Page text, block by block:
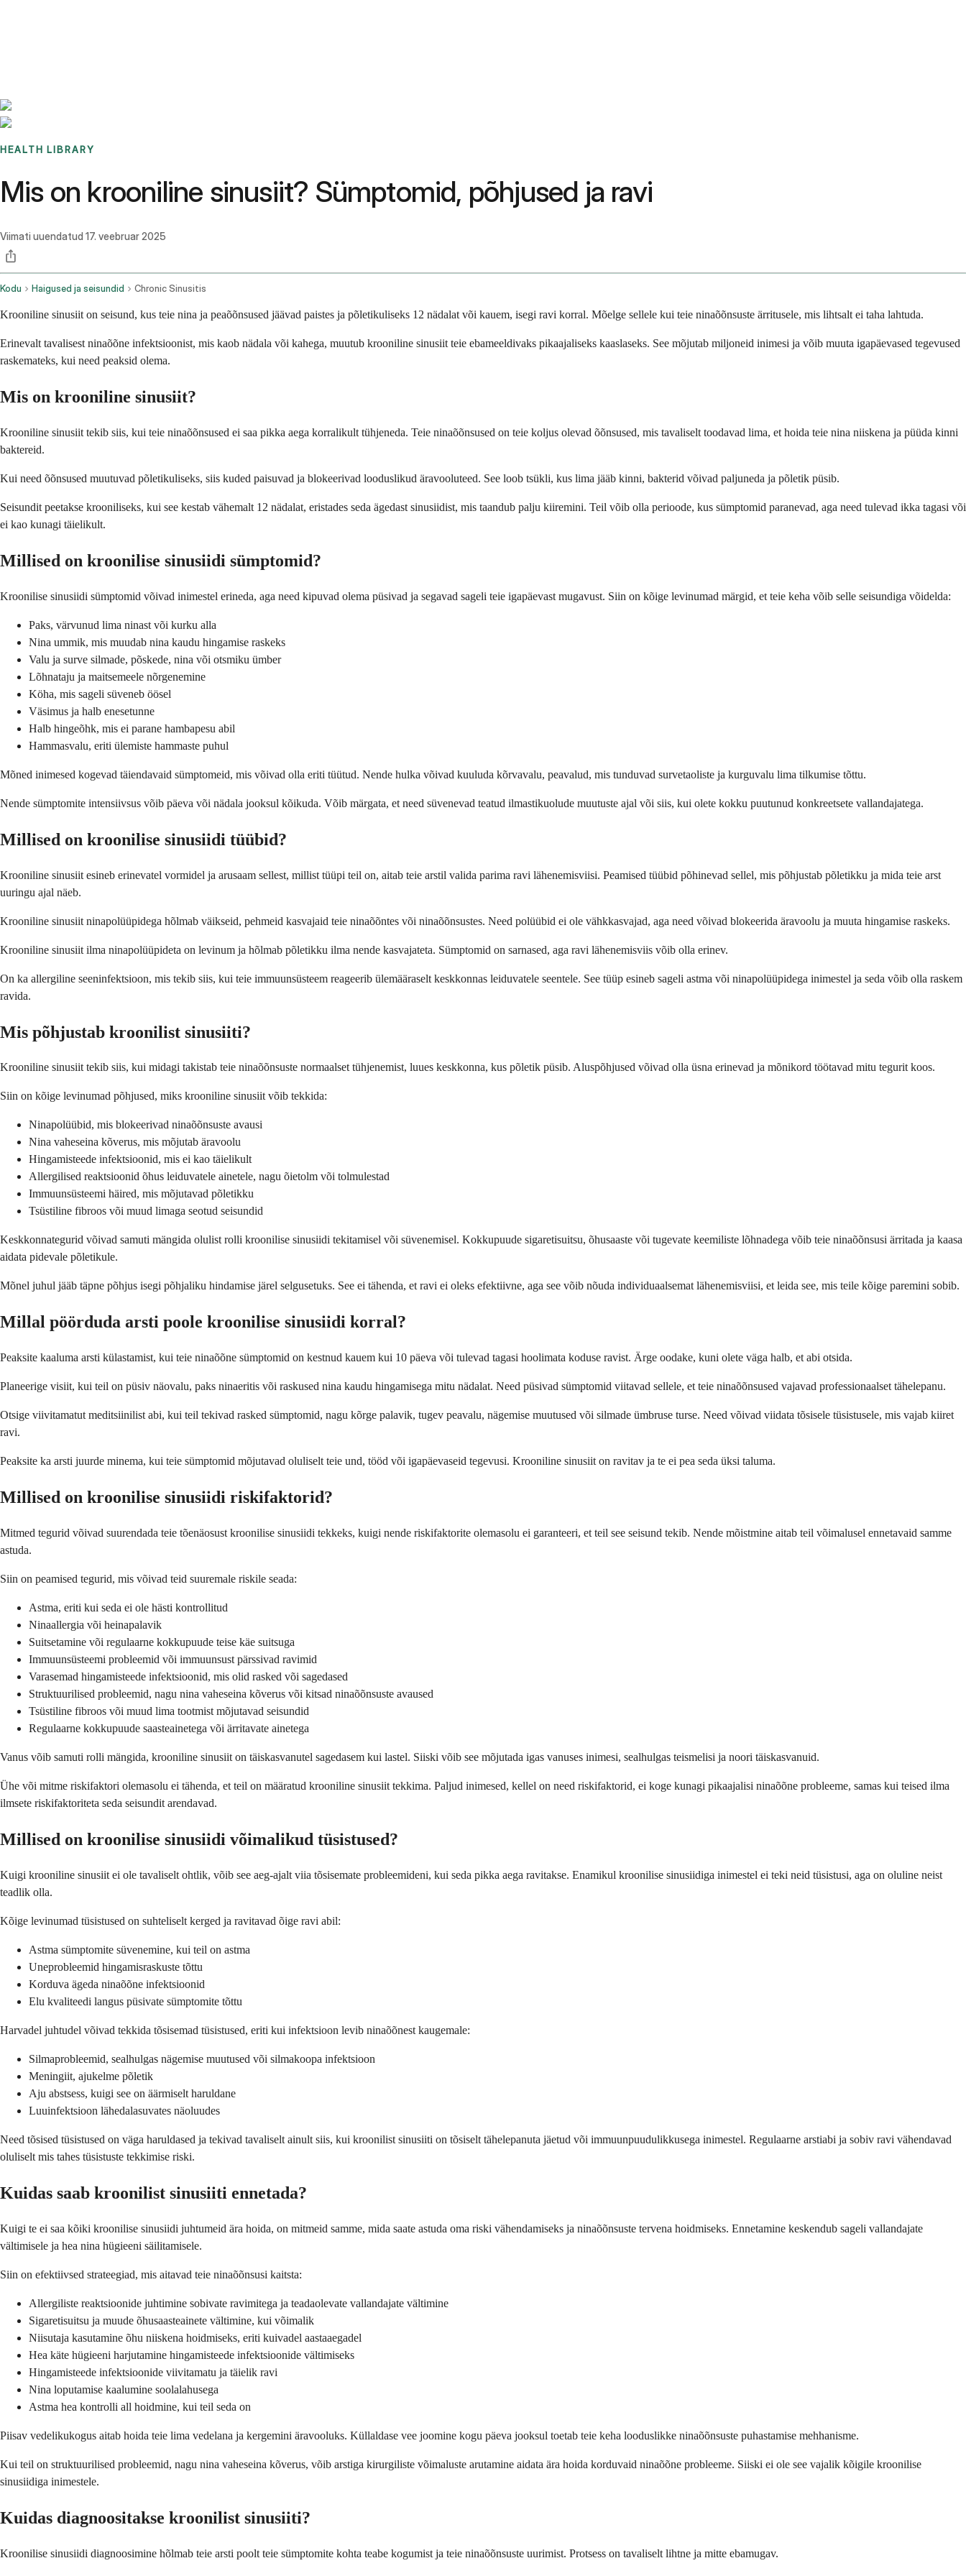
HEALTH LIBRARY
Mis on krooniline sinusiit? Sümptomid, põhjused ja ravi
Viimati uuendatud 17. veebruar 2025
Kodu Haigused ja seisundid Chronic Sinusitis
Krooniline sinusiit on seisund, kus teie nina ja peaõõnsused jäävad paistes ja põletikuliseks 12 nädalat või kauem, isegi ravi korral. Mõelge sellele kui teie ninaõõnsuste ärritusele, mis lihtsalt ei taha lahtuda.
Erinevalt tavalisest ninaõõne infektsioonist, mis kaob nädala või kahega, muutub krooniline sinusiit teie ebameeldivaks pikaajaliseks kaaslaseks. See mõjutab miljoneid inimesi ja võib muuta igapäevased tegevused
raskemateks, kui need peaksid olema.
Mis on krooniline sinusiit?
Krooniline sinusiit tekib siis, kui teie ninaõõnsused ei saa pikka aega korralikult tühjeneda. Teie ninaõõnsused on teie koljus olevad õõnsused, mis tavaliselt toodavad lima, et hoida teie nina niiskena ja püüda kinni
baktereid.
Kui need õõnsused muutuvad põletikuliseks, siis kuded paisuvad ja blokeerivad looduslikud äravooluteed. See loob tsükli, kus lima jääb kinni, bakterid võivad paljuneda ja põletik püsib.
Seisundit peetakse krooniliseks, kui see kestab vähemalt 12 nädalat, eristades seda ägedast sinusiidist, mis taandub palju kiiremini. Teil võib olla perioode, kus sümptomid paranevad, aga need tulevad ikka tagasi või
ei kao kunagi täielikult.
Millised on kroonilise sinusiidi sümptomid?
Kroonilise sinusiidi sümptomid võivad inimestel erineda, aga need kipuvad olema püsivad ja segavad sageli teie igapäevast mugavust. Siin on kõige levinumad märgid, et teie keha võib selle seisundiga võidelda:
Paks, värvunud lima ninast või kurku alla
Nina ummik, mis muudab nina kaudu hingamise raskeks
Valu ja surve silmade, põskede, nina või otsmiku ümber
Lõhnataju ja maitsemeele nõrgenemine
Köha, mis sageli süveneb öösel
Väsimus ja halb enesetunne
Halb hingeõhk, mis ei parane hambapesu abil
Hammasvalu, eriti ülemiste hammaste puhul
Mõned inimesed kogevad täiendavaid sümptomeid, mis võivad olla eriti tüütud. Nende hulka võivad kuuluda kõrvavalu, peavalud, mis tunduvad survetaoliste ja kurguvalu lima tilkumise tõttu.
Nende sümptomite intensiivsus võib päeva või nädala jooksul kõikuda. Võib märgata, et need süvenevad teatud ilmastikuolude muutuste ajal või siis, kui olete kokku puutunud konkreetsete vallandajatega.
Millised on kroonilise sinusiidi tüübid?
Krooniline sinusiit esineb erinevatel vormidel ja arusaam sellest, millist tüüpi teil on, aitab teie arstil valida parima ravi lähenemisviisi. Peamised tüübid põhinevad sellel, mis põhjustab põletikku ja mida teie arst
uuringu ajal näeb.
Krooniline sinusiit ninapolüüpidega hõlmab väikseid, pehmeid kasvajaid teie ninaõõntes või ninaõõnsustes. Need polüübid ei ole vähkkasvajad, aga need võivad blokeerida äravoolu ja muuta hingamise raskeks.
Krooniline sinusiit ilma ninapolüüpideta on levinum ja hõlmab põletikku ilma nende kasvajateta. Sümptomid on sarnased, aga ravi lähenemisviis võib olla erinev.
On ka allergiline seeninfektsioon, mis tekib siis, kui teie immuunsüsteem reageerib ülemääraselt keskkonnas leiduvatele seentele. See tüüp esineb sageli astma või ninapolüüpidega inimestel ja seda võib olla raskem
ravida.
Mis põhjustab kroonilist sinusiiti?
Krooniline sinusiit tekib siis, kui midagi takistab teie ninaõõnsuste normaalset tühjenemist, luues keskkonna, kus põletik püsib. Aluspõhjused võivad olla üsna erinevad ja mõnikord töötavad mitu tegurit koos.
Siin on kõige levinumad põhjused, miks krooniline sinusiit võib tekkida:
Ninapolüübid, mis blokeerivad ninaõõnsuste avausi
Nina vaheseina kõverus, mis mõjutab äravoolu
Hingamisteede infektsioonid, mis ei kao täielikult
Allergilised reaktsioonid õhus leiduvatele ainetele, nagu õietolm või tolmulestad
Immuunsüsteemi häired, mis mõjutavad põletikku
Tsüstiline fibroos või muud limaga seotud seisundid
Keskkonnategurid võivad samuti mängida olulist rolli kroonilise sinusiidi tekitamisel või süvenemisel. Kokkupuude sigaretisuitsu, õhusaaste või tugevate keemiliste lõhnadega võib teie ninaõõnsusi ärritada ja kaasa
aidata pidevale põletikule.
Mõnel juhul jääb täpne põhjus isegi põhjaliku hindamise järel selgusetuks. See ei tähenda, et ravi ei oleks efektiivne, aga see võib nõuda individuaalsemat lähenemisviisi, et leida see, mis teile kõige paremini sobib.
Millal pöörduda arsti poole kroonilise sinusiidi korral?
Peaksite kaaluma arsti külastamist, kui teie ninaõõne sümptomid on kestnud kauem kui 10 päeva või tulevad tagasi hoolimata koduse ravist. Ärge oodake, kuni olete väga halb, et abi otsida.
Planeerige visiit, kui teil on püsiv näovalu, paks ninaeritis või raskused nina kaudu hingamisega mitu nädalat. Need püsivad sümptomid viitavad sellele, et teie ninaõõnsused vajavad professionaalset tähelepanu.
Otsige viivitamatut meditsiinilist abi, kui teil tekivad rasked sümptomid, nagu kõrge palavik, tugev peavalu, nägemise muutused või silmade ümbruse turse. Need võivad viidata tõsisele tüsistusele, mis vajab kiiret
ravi.
Peaksite ka arsti juurde minema, kui teie sümptomid mõjutavad oluliselt teie und, tööd või igapäevaseid tegevusi. Krooniline sinusiit on ravitav ja te ei pea seda üksi taluma.
Millised on kroonilise sinusiidi riskifaktorid?
Mitmed tegurid võivad suurendada teie tõenäosust kroonilise sinusiidi tekkeks, kuigi nende riskifaktorite olemasolu ei garanteeri, et teil see seisund tekib. Nende mõistmine aitab teil võimalusel ennetavaid samme
astuda.
Siin on peamised tegurid, mis võivad teid suuremale riskile seada:
Astma, eriti kui seda ei ole hästi kontrollitud
Ninaallergia või heinapalavik
Suitsetamine või regulaarne kokkupuude teise käe suitsuga
Immuunsüsteemi probleemid või immuunsust pärssivad ravimid
Varasemad hingamisteede infektsioonid, mis olid rasked või sagedased
Struktuurilised probleemid, nagu nina vaheseina kõverus või kitsad ninaõõnsuste avaused
Tsüstiline fibroos või muud lima tootmist mõjutavad seisundid
Regulaarne kokkupuude saasteainetega või ärritavate ainetega
Vanus võib samuti rolli mängida, krooniline sinusiit on täiskasvanutel sagedasem kui lastel. Siiski võib see mõjutada igas vanuses inimesi, sealhulgas teismelisi ja noori täiskasvanuid.
Ühe või mitme riskifaktori olemasolu ei tähenda, et teil on määratud krooniline sinusiit tekkima. Paljud inimesed, kellel on need riskifaktorid, ei koge kunagi pikaajalisi ninaõõne probleeme, samas kui teised ilma
ilmsete riskifaktoriteta seda seisundit arendavad.
Millised on kroonilise sinusiidi võimalikud tüsistused?
Kuigi krooniline sinusiit ei ole tavaliselt ohtlik, võib see aeg-ajalt viia tõsisemate probleemideni, kui seda pikka aega ravitakse. Enamikul kroonilise sinusiidiga inimestel ei teki neid tüsistusi, aga on oluline neist
teadlik olla.
Kõige levinumad tüsistused on suhteliselt kerged ja ravitavad õige ravi abil:
Astma sümptomite süvenemine, kui teil on astma
Uneprobleemid hingamisraskuste tõttu
Korduva ägeda ninaõõne infektsioonid
Elu kvaliteedi langus püsivate sümptomite tõttu
Harvadel juhtudel võivad tekkida tõsisemad tüsistused, eriti kui infektsioon levib ninaõõnest kaugemale:
Silmaprobleemid, sealhulgas nägemise muutused või silmakoopa infektsioon
Meningiit, ajukelme põletik
Aju abstsess, kuigi see on äärmiselt haruldane
Luuinfektsioon lähedalasuvates näoluudes
Need tõsised tüsistused on väga haruldased ja tekivad tavaliselt ainult siis, kui kroonilist sinusiiti on tõsiselt tähelepanuta jäetud või immuunpuudulikkusega inimestel. Regulaarne arstiabi ja sobiv ravi vähendavad
oluliselt mis tahes tüsistuste tekkimise riski.
Kuidas saab kroonilist sinusiiti ennetada?
Kuigi te ei saa kõiki kroonilise sinusiidi juhtumeid ära hoida, on mitmeid samme, mida saate astuda oma riski vähendamiseks ja ninaõõnsuste tervena hoidmiseks. Ennetamine keskendub sageli vallandajate
vältimisele ja hea nina hügieeni säilitamisele.
Siin on efektiivsed strateegiad, mis aitavad teie ninaõõnsusi kaitsta:
Allergiliste reaktsioonide juhtimine sobivate ravimitega ja teadaolevate vallandajate vältimine
Sigaretisuitsu ja muude õhusaasteainete vältimine, kui võimalik
Niisutaja kasutamine õhu niiskena hoidmiseks, eriti kuivadel aastaaegadel
Hea käte hügieeni harjutamine hingamisteede infektsioonide vältimiseks
Hingamisteede infektsioonide viivitamatu ja täielik ravi
Nina loputamise kaalumine soolalahusega
Astma hea kontrolli all hoidmine, kui teil seda on
Piisav vedelikukogus aitab hoida teie lima vedelana ja kergemini äravooluks. Küllaldase vee joomine kogu päeva jooksul toetab teie keha looduslikke ninaõõnsuste puhastamise mehhanisme.
Kui teil on struktuurilised probleemid, nagu nina vaheseina kõverus, võib arstiga kirurgiliste võimaluste arutamine aidata ära hoida korduvaid ninaõõne probleeme. Siiski ei ole see vajalik kõigile kroonilise
sinusiidiga inimestele.
Kuidas diagnoositakse kroonilist sinusiiti?
Kroonilise sinusiidi diagnoosimine hõlmab teie arsti poolt teie sümptomite kohta teabe kogumist ja teie ninaõõnsuste uurimist. Protsess on tavaliselt lihtne ja mitte ebamugav.